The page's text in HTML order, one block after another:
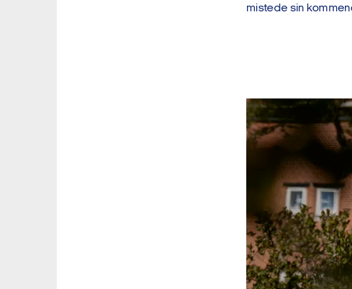
mistede sin